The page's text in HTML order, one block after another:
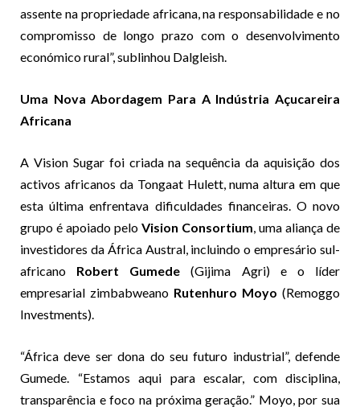
assente na propriedade africana, na responsabilidade e no
compromisso de longo prazo com o desenvolvimento
económico rural”, sublinhou Dalgleish.
Uma Nova Abordagem Para A Indústria Açucareira
Africana
A Vision Sugar foi criada na sequência da aquisição dos
activos africanos da Tongaat Hulett, numa altura em que
esta última enfrentava dificuldades financeiras. O novo
grupo é apoiado pelo Vision Consortium, uma aliança de
investidores da África Austral, incluindo o empresário sul-
africano Robert Gumede (Gijima Agri) e o líder
empresarial zimbabweano Rutenhuro Moyo (Remoggo
Investments).
“África deve ser dona do seu futuro industrial”, defende
Gumede. “Estamos aqui para escalar, com disciplina,
transparência e foco na próxima geração.” Moyo, por sua